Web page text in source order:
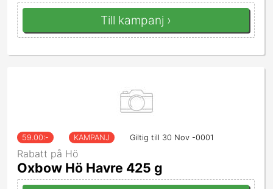
Till kampanj ›
59.00:- KAMPANJ Giltig till 30 Nov -0001
Rabatt på Hö
Oxbow Hö Havre 425 g